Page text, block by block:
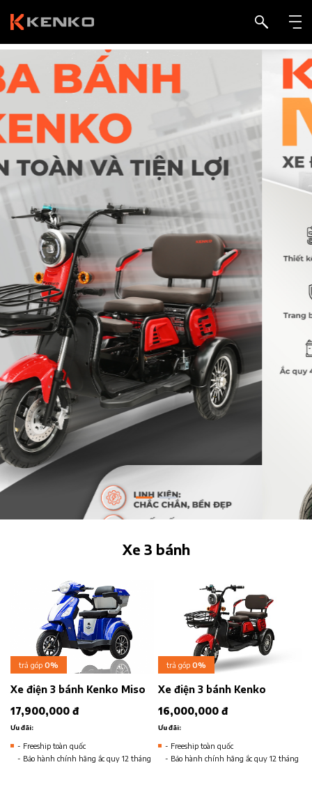
Xe 3 bánh
trả góp 0%
Xe điện 3 bánh Kenko Miso
17,900,000 đ
Ưu đãi:
- Freeship toàn quốc
- Bảo hành chính hãng ắc quy 12 tháng
trả góp 0%
Xe điện 3 bánh Kenko
16,000,000 đ
Ưu đãi:
- Freeship toàn quốc
- Bảo hành chính hãng ắc quy 12 tháng